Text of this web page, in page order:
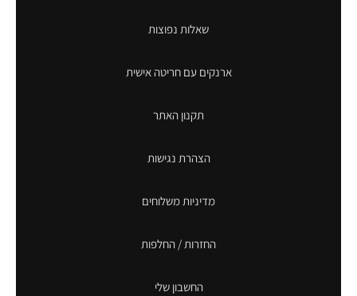
שאלות נפוצות
ארנקים עם חריטה אישית
תקנון האתר
הצהרת נגישות
מדיניות משלוחים
החזרות / החלפות
החשבון שלי